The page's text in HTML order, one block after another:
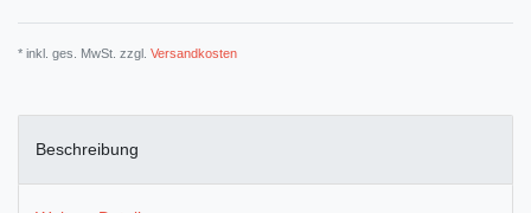
* inkl. ges. MwSt. zzgl. Versandkosten
Beschreibung